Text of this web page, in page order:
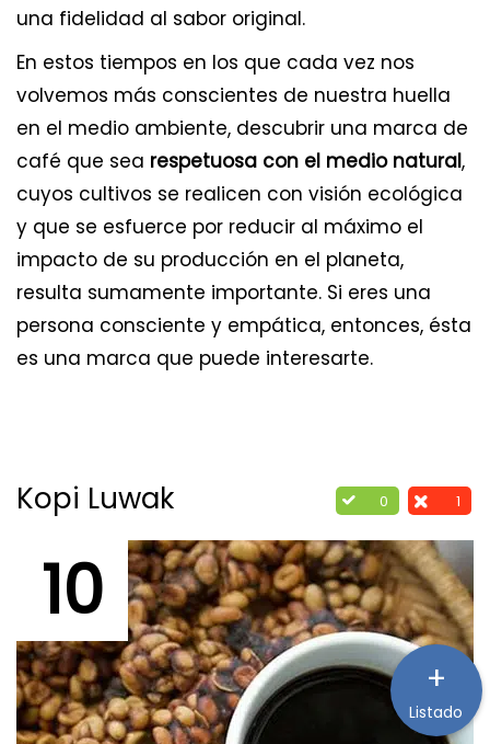
una fidelidad al sabor original.
En estos tiempos en los que cada vez nos
volvemos más conscientes de nuestra huella
en el medio ambiente, descubrir una marca de
café que sea respetuosa con el medio natural,
cuyos cultivos se realicen con visión ecológica
y que se esfuerce por reducir al máximo el
impacto de su producción en el planeta,
resulta sumamente importante. Si eres una
persona consciente y empática, entonces, ésta
es una marca que puede interesarte.
0 1
Kopi Luwak
10
+
Listado